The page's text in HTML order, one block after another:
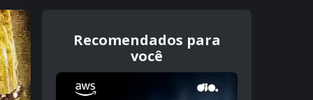
Recomendados para
você